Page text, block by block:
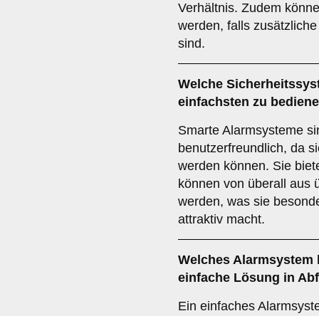
Verhältnis. Zudem
werden, falls
sind.
Welche
einfachsten zu
Smarte Alarmsysteme
benutzerfreundlich, da
werden können. Sie
können von überall aus
werden, was sie
attraktiv macht.
Welches Alarmsystem
einfache Lösung in
Ein einfaches